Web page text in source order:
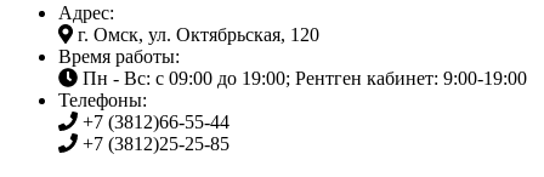
Адрес:
г. Омск, ул. Октябрьская, 120
Время работы:
Пн - Вс: с 09:00 до 19:00; Рентген кабинет: 9:00-19:00
Телефоны:
+7 (3812)66-55-44
+7 (3812)25-25-85